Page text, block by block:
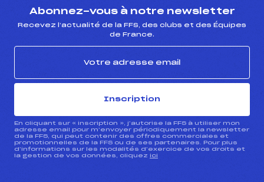
Abonnez-vous à notre newsletter
Recevez l’actualité de la FFS, des clubs et des Équipes
de France.
Inscription
En cliquant sur « inscription », j’autorise la FFS à utiliser mon
adresse email pour m’envoyer périodiquement la newsletter
de la FFS, qui peut contenir des offres commerciales et
promotionnelles de la FFS ou de ses partenaires. Pour plus
d’informations sur les modalités d’exercice de vos droits et
la gestion de vos données, cliquez ici